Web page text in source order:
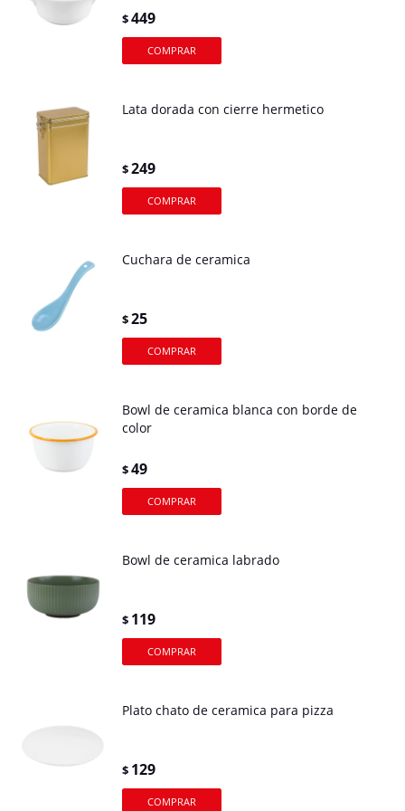
$449
Lata dorada con cierre hermetico
$249
Cuchara de ceramica
$25
Bowl de ceramica blanca con borde de
color
$49
Bowl de ceramica labrado
$ 119
Plato chato de ceramica para pizza
$ 129